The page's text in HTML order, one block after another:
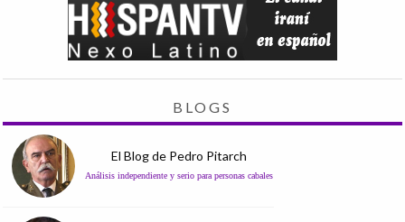
BLOGS
El Blog de Pedro Pitarch
Análisis independiente y serio para personas cabales